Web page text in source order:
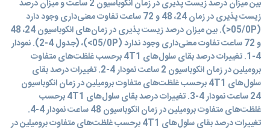
بین میزان درصد زیست پذیری در زمان انکوباسیون 2 ساعت و میزان درصد
زیست پذیری در زمان 24، 48 و 72 ساعت تفاوت معنی‌داری وجود دارد
(05/0P<). بین میزان درصد زیست پذیری در زمان‌های انکوباسیون 24، 48
و 72 ساعت تفاوت معنی‌داری وجود ندارد (05/0P>)، (جدول 4-2). نمودار
4-1. تغییرات درصد بقای سلول‌های 4T1 برحسب غلظت‌های متفاوت
برومیلین در زمان‌ انکوباسیون 2 ساعت نمودار 4-2. تغییرات درصد بقای
سلول‌های 4T1 برحسب غلظت‌های متفاوت برومیلین در زمان‌ انکوباسیون
24 ساعت نمودار 4-3. تغییرات درصد بقای سلول‌های 4T1 برحسب
غلظت‌های متفاوت برومیلین در زمان‌ انکوباسیون 48 ساعت نمودار 4-4.
تغییرات درصد بقای سلول‌های 4T1 برحسب غلظت‌های متفاوت برومیلین در